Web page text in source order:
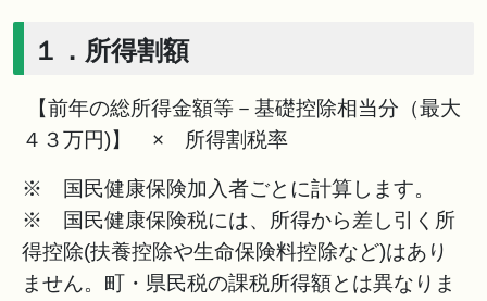
１．所得割額
【前年の総所得金額等－基礎控除相当分（最大
４３万円)】 × 所得割税率
※ 国民健康保険加入者ごとに計算します。
※ 国民健康保険税には、所得から差し引く所
得控除(扶養控除や生命保険料控除など)はあり
ません。町・県民税の課税所得額とは異なりま